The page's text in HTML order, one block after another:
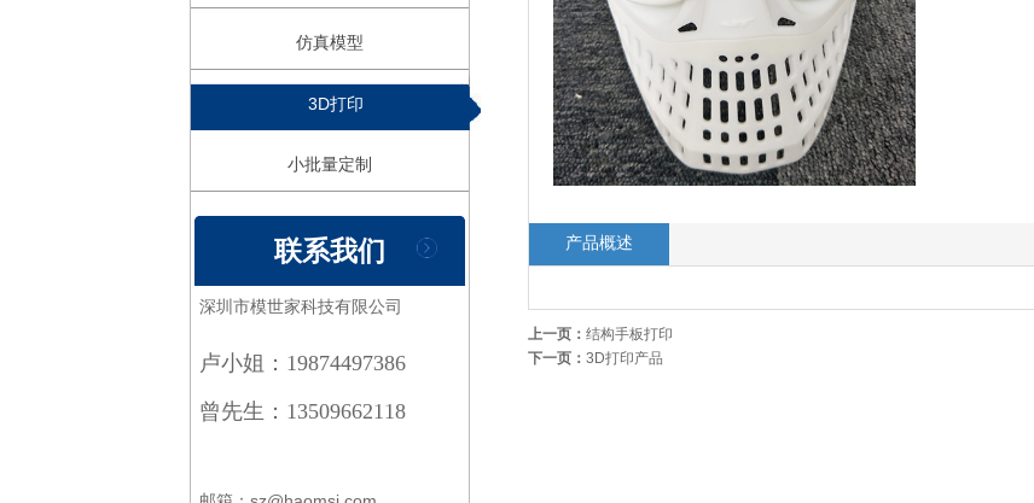
仿真模型
3D打印
小批量定制
联系我们
深圳市模世家科技有限公司
卢小姐：19874497386
曾先生：13509662118
产品概述
上一页： 结构手板打印
下一页： 3D打印产品